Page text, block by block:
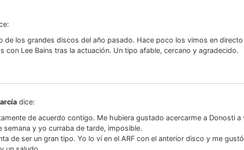
de los grandes discos del año pasado. Hace poco los vimos en
con Lee Bains tras la actuación. Un tipo afable, cercano y agradecido.
dice:
de acuerdo contigo. Me hubiera gustado acercarme a Donosti
semana y yo curraba de tarde, imposible.
de ser un gran tipo. Yo lo ví en el ARF con el anterior disco y me